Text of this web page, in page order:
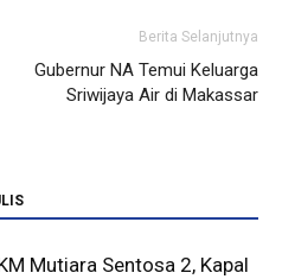
Berita Selanjutnya
Gubernur NA Temui Keluarga
Sriwijaya Air di Makassar
Mutiara Sentosa 2, Kapal